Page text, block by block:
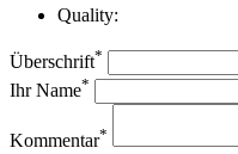
Quality:
Überschrift*
Ihr Name*
Kommentar*